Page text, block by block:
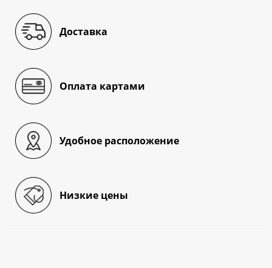
Доставка
Оплата картами
Удобное расположение
Низкие цены